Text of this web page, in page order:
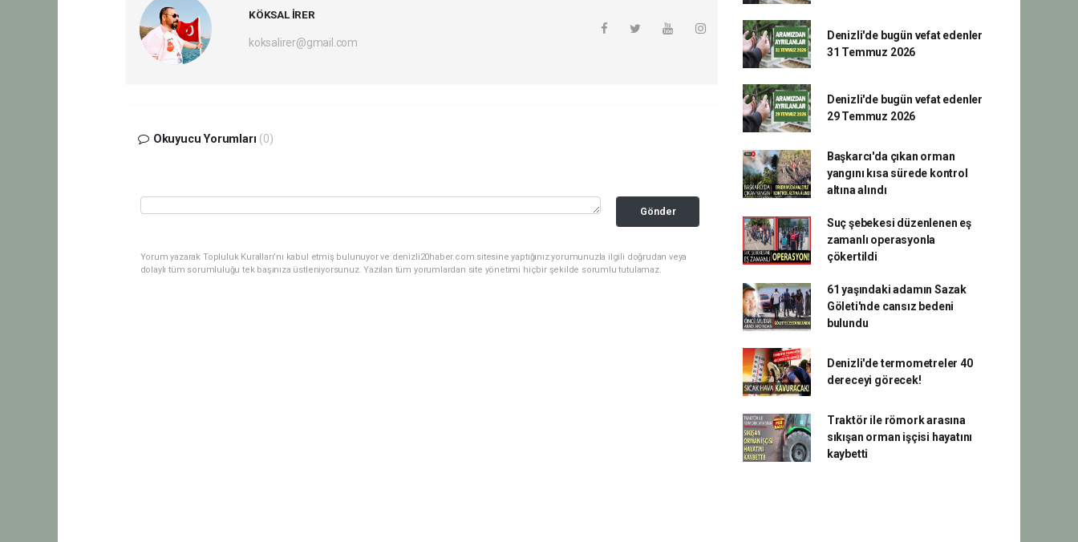
KÖKSAL İRER
koksalirer@gmail.com
Okuyucu Yorumları (0)
Gönder
Yorum yazarak Topluluk Kuralları’nı kabul etmiş bulunuyor ve denizli20haber.com sitesine yaptığınız yorumunuzla ilgili doğrudan veya
dolaylı tüm sorumluluğu tek başınıza üstleniyorsunuz. Yazılan tüm yorumlardan site yönetimi hiçbir şekilde sorumlu tutulamaz.
Denizli'de bugün vefat edenler
31 Temmuz 2026
Denizli'de bugün vefat edenler
29 Temmuz 2026
Başkarcı'da çıkan orman
yangını kısa sürede kontrol
altına alındı
Suç şebekesi düzenlenen eş
zamanlı operasyonla
çökertildi
61 yaşındaki adamın Sazak
Göleti'nde cansız bedeni
bulundu
Denizli'de termometreler 40
dereceyi görecek!
Traktör ile römork arasına
sıkışan orman işçisi hayatını
kaybetti